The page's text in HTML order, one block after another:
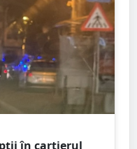
în cartierul